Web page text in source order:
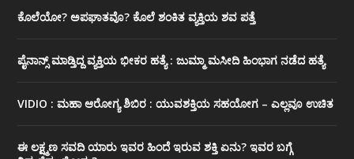
ಕೊಲೆಯೋ? ಅಪಘಾತವೊ? ಕೊಲೆ ಶಂಕಿತ ವ್ಯಕ್ತಿಯ ಶವ ಪತ್ತೆ
ಪೈನಾನ್ಸ್ ಮಾಡ್ತಿದ್ದ ವ್ಯಕ್ತಿಯ ಭೀಕರ‌ ಹತ್ಯೆ : ಜುಮ್ಮಾ ಮಸೀದಿ ಹಿಂಭಾಗ ನಡೆದ ಹತ್ಯೆ
VIDIO : ಮಹಾ ಆರೋಗ್ಯ ಶಿಬಿರ : ಯುವಶಕ್ತಿಯ ಸಹಯೋಗ – ಎಲ್ಲವೂ ಉಚಿತ
ಈ ಲಕ್ಷ್ಮಣ ಸವದಿ ಯಾರು ಇವರ ಹಿಂದೆ ಇರುವ ಶಕ್ತಿ ಏನು? ಇವರ ಬಗ್ಗೆ